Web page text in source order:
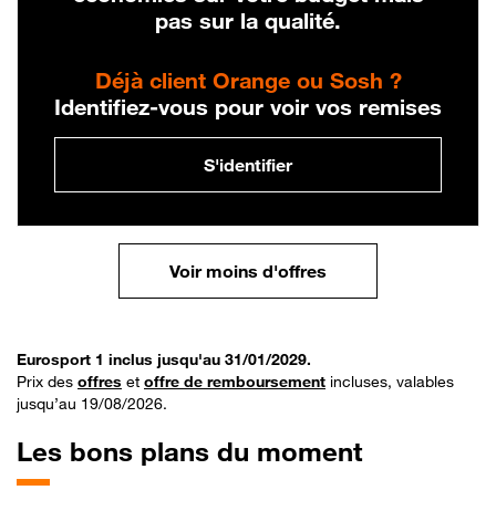
pas sur la qualité.
Déjà client Orange ou Sosh ?
Identifiez-vous pour voir vos remises
S'identifier
Voir moins d'offres
Eurosport 1 inclus jusqu'au 31/01/2029.
Prix des offres et offre de remboursement incluses, valables
jusqu’au 19/08/2026.
Les bons plans du moment